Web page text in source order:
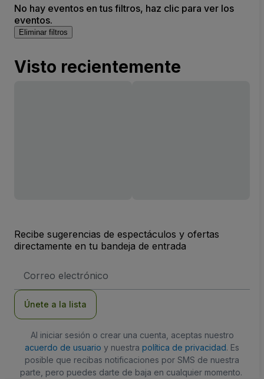
No hay eventos en tus filtros, haz clic para ver los
eventos.
Eliminar filtros
Visto recientemente
Recibe sugerencias de espectáculos y ofertas
directamente en tu bandeja de entrada
de
Únete a la lista
Al iniciar sesión o crear una cuenta, aceptas nuestro
acuerdo de usuario y nuestra política de privacidad. Es
posible que recibas notificaciones por SMS de nuestra
parte, pero puedes darte de baja en cualquier momento.